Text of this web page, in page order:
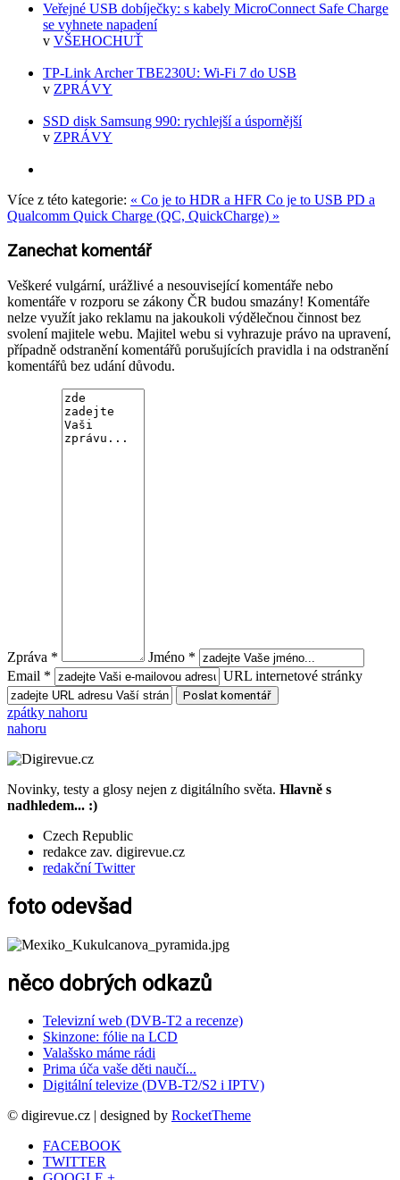
Veřejné USB dobíječky: s kabely MicroConnect Safe Charge
se vyhnete napadení
v VŠEHOCHUŤ
TP-Link Archer TBE230U: Wi-Fi 7 do USB
v ZPRÁVY
SSD disk Samsung 990: rychlejší a úspornější
v ZPRÁVY
Více z této kategorie: « Co je to HDR a HFR Co je to USB PD a
Qualcomm Quick Charge (QC, QuickCharge) »
Zanechat komentář
Veškeré vulgární, urážlivé a nesouvisející komentáře nebo
komentáře v rozporu se zákony ČR budou smazány! Komentáře
nelze využít jako reklamu na jakoukoli výdělečnou činnost bez
svolení majitele webu. Majitel webu si vyhrazuje právo na upravení,
případně odstranění komentářů porušujících pravidla i na odstranění
komentářů bez udání důvodu.
Zpráva *
Jméno *
Email *
URL internetové stránky
zpátky nahoru
nahoru
Novinky, testy a glosy nejen z digitálního světa. Hlavně s
nadhledem... :)
Czech Republic
redakce zav. digirevue.cz
redakční Twitter
foto odevšad
něco dobrých odkazů
Televizní web (DVB-T2 a recenze)
Skinzone: fólie na LCD
Valašsko máme rádi
Prima úča vaše děti naučí...
Digitální televize (DVB-T2/S2 i IPTV)
© digirevue.cz | designed by RocketTheme
FACEBOOK
TWITTER